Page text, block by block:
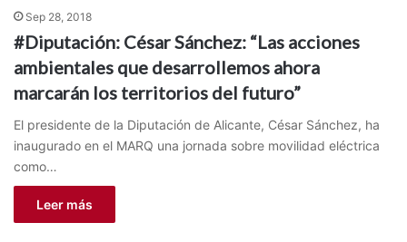
Sep 28, 2018
#Diputación: César Sánchez: “Las acciones
ambientales que desarrollemos ahora
marcarán los territorios del futuro”
El presidente de la Diputación de Alicante, César Sánchez, ha
inaugurado en el MARQ una jornada sobre movilidad eléctrica
como…
Leer más